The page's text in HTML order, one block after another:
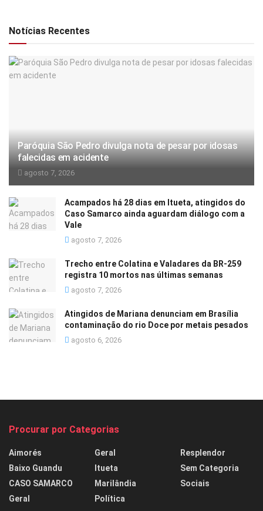
Notícias Recentes
Paróquia São Pedro divulga nota de pesar por idosas
falecidas em acidente
agosto 7, 2026
Acampados há 28 dias em Itueta, atingidos do
Caso Samarco ainda aguardam diálogo com a
Vale
agosto 7, 2026
Trecho entre Colatina e Valadares da BR-259
registra 10 mortos nas últimas semanas
agosto 7, 2026
Atingidos de Mariana denunciam em Brasília
contaminação do rio Doce por metais pesados
agosto 6, 2026
Procurar por Categorias
Aimorés
Baixo Guandu
CASO SAMARCO
Geral
Geral
Itueta
Marilândia
Política
Resplendor
Sem Categoria
Sociais